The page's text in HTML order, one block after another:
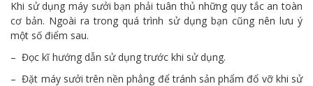
Khi sử dụng máy sưởi bạn phải tuân thủ những quy tắc an toàn
cơ bản. Ngoài ra trong quá trình sử dụng bạn cũng nên lưu ý
một số điểm sau.
– Đọc kĩ hướng dẫn sử dụng trước khi sử dụng.
– Đặt máy sưởi trên nền phẳng để tránh sản phẩm đổ vỡ khi sử